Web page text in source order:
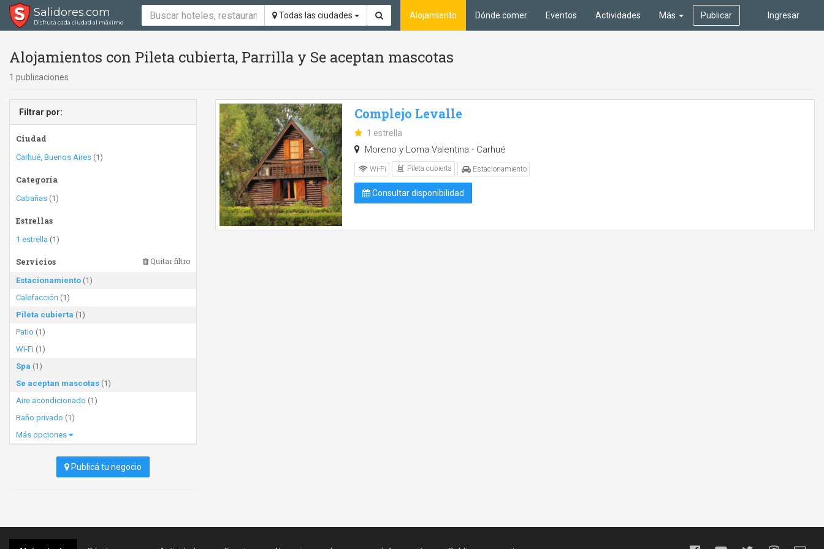
Salidores.com
Disfrutá cada ciudad al máximo
Todas las ciudades Ingresar
Alojamiento Dónde comer Eventos Actividades Más Publicar
Alojamientos con Pileta cubierta, Parrilla y Se aceptan mascotas
1 publicaciones
Filtrar por:
Ciudad
Carhué, Buenos Aires (1)
Categoría
Cabañas (1)
Estrellas
1 estrella (1)
Servicios Quitar filtro
Estacionamiento (1)
Calefacción (1)
Pileta cubierta (1)
Patio (1)
Wi-Fi (1)
Spa (1)
Se aceptan mascotas (1)
Aire acondicionado (1)
Baño privado (1)
Más opciones
Publicá tu negocio
Complejo Levalle
1 estrella
Moreno y Loma Valentina - Carhué
Wi-Fi Pileta cubierta Estacionamiento
Consultar disponibilidad